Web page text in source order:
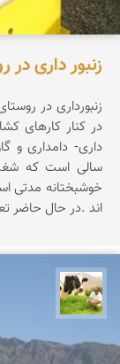
زنبور داری در
در کنار کارهای
داری- دامداری و
سالی است که
خوشبختانه مدتی
اند .در حال حاضر تعداد زنبوردارها در روستا ۵ نفر است.